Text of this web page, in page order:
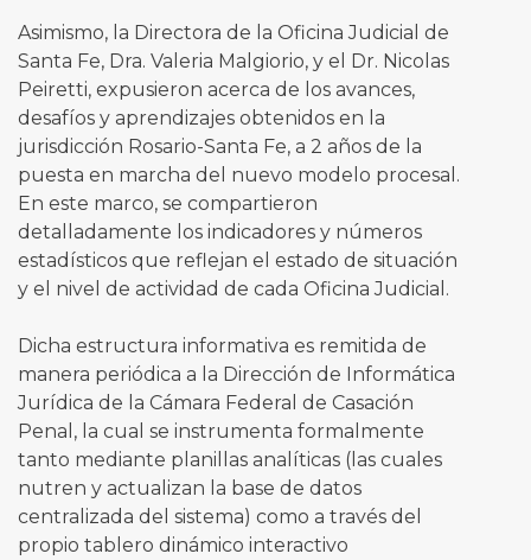
Asimismo, la Directora de la Oficina Judicial de
Santa Fe, Dra. Valeria Malgiorio, y el Dr. Nicolas
Peiretti, expusieron acerca de los avances,
desafíos y aprendizajes obtenidos en la
jurisdicción Rosario-Santa Fe, a 2 años de la
puesta en marcha del nuevo modelo procesal.
En este marco, se compartieron
detalladamente los indicadores y números
estadísticos que reflejan el estado de situación
y el nivel de actividad de cada Oficina Judicial.
Dicha estructura informativa es remitida de
manera periódica a la Dirección de Informática
Jurídica de la Cámara Federal de Casación
Penal, la cual se instrumenta formalmente
tanto mediante planillas analíticas (las cuales
nutren y actualizan la base de datos
centralizada del sistema) como a través del
propio tablero dinámico interactivo